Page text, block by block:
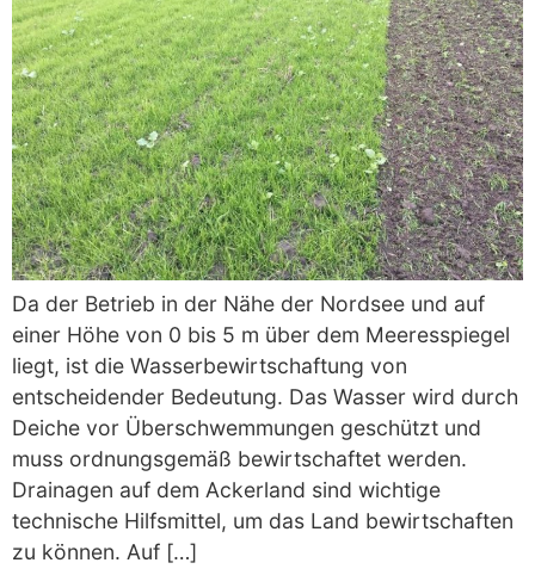
Da der Betrieb in der Nähe der Nordsee und auf
einer Höhe von 0 bis 5 m über dem Meeresspiegel
liegt, ist die Wasserbewirtschaftung von
entscheidender Bedeutung. Das Wasser wird durch
Deiche vor Überschwemmungen geschützt und
muss ordnungsgemäß bewirtschaftet werden.
Drainagen auf dem Ackerland sind wichtige
technische Hilfsmittel, um das Land bewirtschaften
zu können. Auf […]